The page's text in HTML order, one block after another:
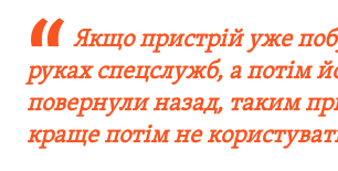
Якщо пристрій уже
руках спецслужб, а потім
повернули назад, таким
краще потім не